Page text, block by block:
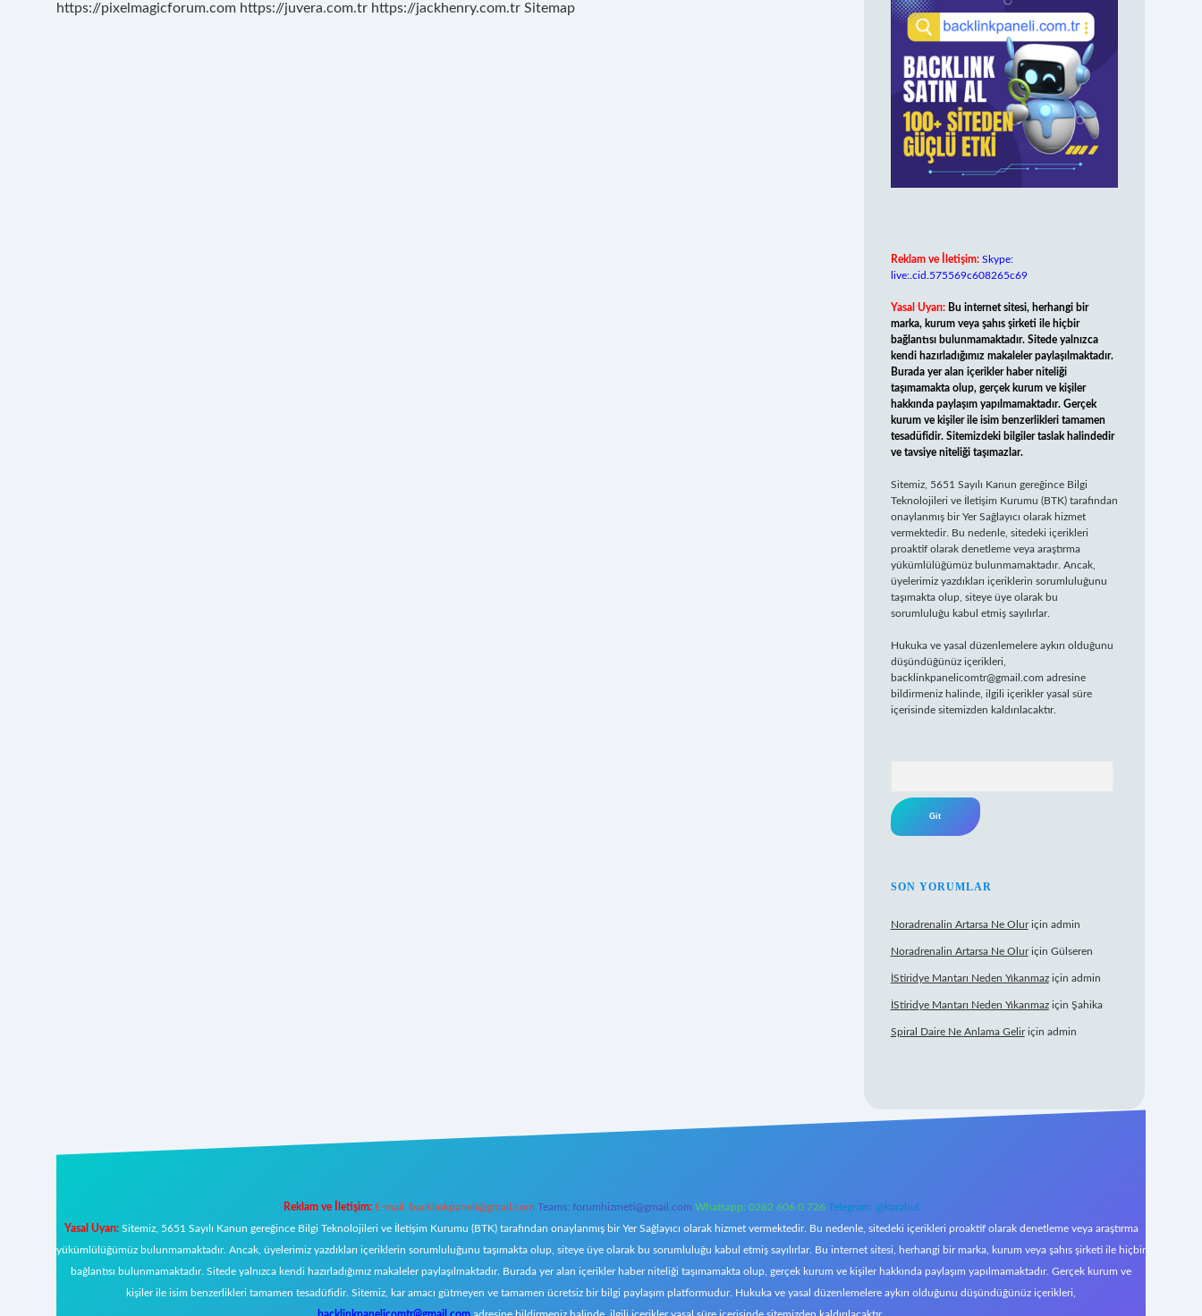
https://pixelmagicforum.com https://juvera.com.tr https://jackhenry.com.tr Sitemap
Reklam ve İletişim: Skype:
live:.cid.575569c608265c69
Yasal Uyarı: Bu internet sitesi, herhangi bir
marka, kurum veya şahıs şirketi ile hiçbir
bağlantısı bulunmamaktadır. Sitede yalnızca
kendi hazırladığımız makaleler paylaşılmaktadır.
Burada yer alan içerikler haber niteliği
taşımamakta olup, gerçek kurum ve kişiler
hakkında paylaşım yapılmamaktadır. Gerçek
kurum ve kişiler ile isim benzerlikleri tamamen
tesadüfidir. Sitemizdeki bilgiler taslak halindedir
ve tavsiye niteliği taşımazlar.
Sitemiz, 5651 Sayılı Kanun gereğince Bilgi
Teknolojileri ve İletişim Kurumu (BTK) tarafından
onaylanmış bir Yer Sağlayıcı olarak hizmet
vermektedir. Bu nedenle, sitedeki içerikleri
proaktif olarak denetleme veya araştırma
yükümlülüğümüz bulunmamaktadır. Ancak,
üyelerimiz yazdıkları içeriklerin sorumluluğunu
taşımakta olup, siteye üye olarak bu
sorumluluğu kabul etmiş sayılırlar.
Hukuka ve yasal düzenlemelere aykırı olduğunu
düşündüğünüz içerikleri,
backlinkpanelicomtr@gmail.com adresine
bildirmeniz halinde, ilgili içerikler yasal süre
içerisinde sitemizden kaldırılacaktır.
SON YORUMLAR
Noradrenalin Artarsa Ne Oluriçin admin
Noradrenalin Artarsa Ne Oluriçin Gülseren
İStiridye Mantarı Neden Yıkanmaziçin admin
İStiridye Mantarı Neden Yıkanmaziçin Şahika
Spiral Daire Ne Anlama Geliriçin admin
Reklam ve İletişim: E-mail: backlinkpaneli@gmail.com Teams: forumhizmeti@gmail.com Whatsapp: 0262 606 0 726 Telegram: @karabul
Yasal Uyarı:Sitemiz, 5651 Sayılı Kanun gereğince Bilgi Teknolojileri ve İletişim Kurumu (BTK) tarafından onaylanmış bir Yer Sağlayıcı olarak hizmet vermektedir. Bu nedenle, sitedeki içerikleri proaktif olarak denetleme veya araştırma
yükümlülüğümüz bulunmamaktadır. Ancak, üyelerimiz yazdıkları içeriklerin sorumluluğunu taşımakta olup, siteye üye olarak bu sorumluluğu kabul etmiş sayılırlar. Bu internet sitesi, herhangi bir marka, kurum veya şahıs şirketi ile hiçbir
bağlantısı bulunmamaktadır. Sitede yalnızca kendi hazırladığımız makaleler paylaşılmaktadır. Burada yer alan içerikler haber niteliği taşımamakta olup, gerçek kurum ve kişiler hakkında paylaşım yapılmamaktadır. Gerçek kurum ve
kişiler ile isim benzerlikleri tamamen tesadüfidir. Sitemiz, kar amacı gütmeyen ve tamamen ücretsiz bir bilgi paylaşım platformudur. Hukuka ve yasal düzenlemelere aykırı olduğunu düşündüğünüz içerikleri,